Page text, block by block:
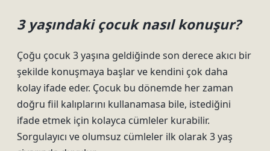
3 yaşındaki çocuk nasıl konuşur?
Çoğu çocuk 3 yaşına geldiğinde son derece akıcı bir
şekilde konuşmaya başlar ve kendini çok daha
kolay ifade eder. Çocuk bu dönemde her zaman
doğru fiil kalıplarını kullanamasa bile, istediğini
ifade etmek için kolayca cümleler kurabilir.
Sorgulayıcı ve olumsuz cümleler ilk olarak 3 yaş